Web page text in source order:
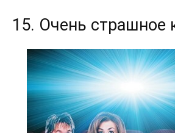
15. Очень страшное